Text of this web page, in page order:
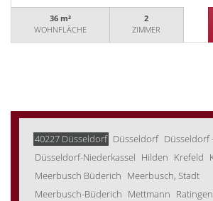
36 m²
WOHNFLÄCHE
2
ZIMMER
40227 Düsseldorf Düsseldorf Düsseldorf
Düsseldorf-Niederkassel Hilden Krefeld
Meerbusch Büderich Meerbusch, Stadt
Meerbusch-Büderich Mettmann Ratingen